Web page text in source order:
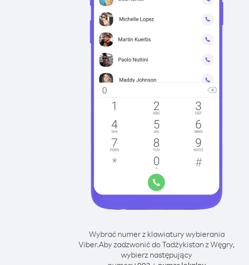
Wybrać numer z klawiatury wybierania
Viber.Aby zadzwonić do Tadżykistan z Węgry,
wybierz następujący